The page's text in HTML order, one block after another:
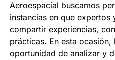
Aeroespacial buscamos
instancias en que expertos
compartir experiencias,
prácticas. En esta ocasión,
oportunidad de analizar y